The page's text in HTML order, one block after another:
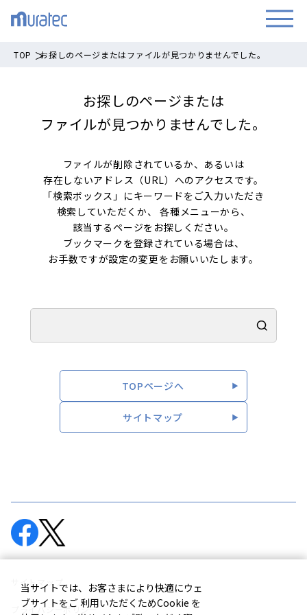
TOP お探しのページまたはファイルが見つかりませんでした。
お探しのページまたは
ファイルが見つかりませんでした。
ファイルが削除されているか、あるいは
存在しないアドレス（URL）へのアクセスです。
「検索ボックス」にキーワードをご入力いただき
検索していただくか、
各種メニューから、
該当するページをお探しください。
ブックマークを登録されている場合は、
お手数ですが設定の変更をお願いいたします。
TOPページへ
サイトマップ
サイトマップ
プライバシーポリシー
当サイトでは、お客さまにより快適にウェ
ブサイトをご 利用いただくためCookie を